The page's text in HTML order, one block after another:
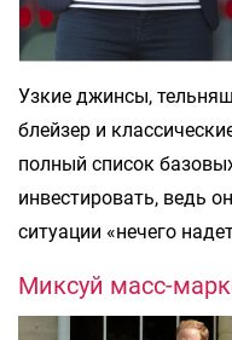
Узкие джинсы,
блейзер и
полный список
инвестировать, ведь
ситуации «нечего
Миксуй масс-